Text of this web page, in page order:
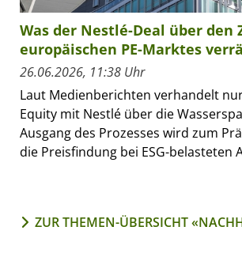
Was der Nestlé-Deal über den
europäischen PE-Marktes
26.06.2026, 11:38 Uhr
Laut Medienberichten verhandelt
Equity mit Nestlé über die
Ausgang des Prozesses wird zum
die Preisfindung bei ESG-belasteten
ZUR THEMEN-ÜBERSICHT